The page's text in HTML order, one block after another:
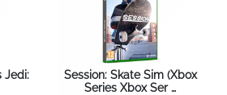
Jedi:
Session: Skate Sim (Xbox
Series Xbox Ser …